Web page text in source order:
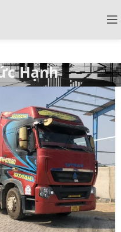
Hạnh